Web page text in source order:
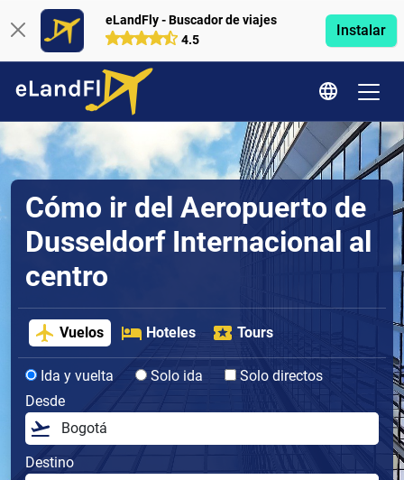
eLandFly - Buscador de viajes
4.5
Instalar
Cómo ir del Aeropuerto de
Dusseldorf Internacional al
centro
Vuelos Hoteles Tours
Ida y vuelta Solo ida
Solo directos
Desde
Destino